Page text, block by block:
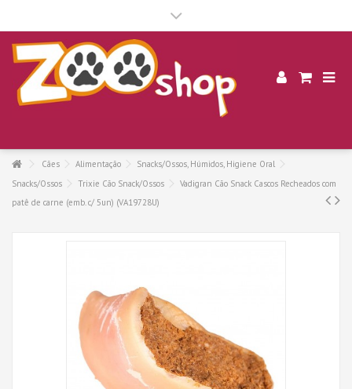
Cães Alimentação
Snacks/Ossos, Húmidos, Higiene Oral
Snacks/Ossos
Trixie Cão Snack/Ossos
Vadigran Cão Snack Cascos Recheados com
patê de carne (emb. c/ 5un) (VA19728U)